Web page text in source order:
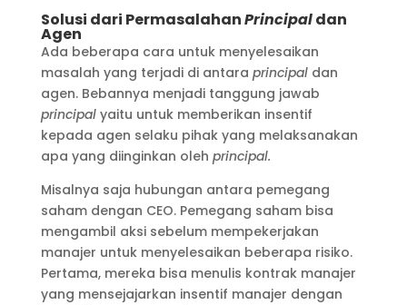
Solusi dari PermasalahanPrincipaldan
Agen
Ada beberapa cara untuk menyelesaikan
masalah yang terjadi di antara principaldan
agen. Bebannya menjadi tanggung jawab
principal yaitu untuk memberikan insentif
kepada agen selaku pihak yang melaksanakan
apa yang diinginkan oleh principal.
Misalnya saja hubungan antara pemegang
saham dengan CEO. Pemegang saham bisa
mengambil aksi sebelum mempekerjakan
manajer untuk menyelesaikan beberapa risiko.
Pertama, mereka bisa menulis kontrak manajer
yang mensejajarkan insentif manajer dengan